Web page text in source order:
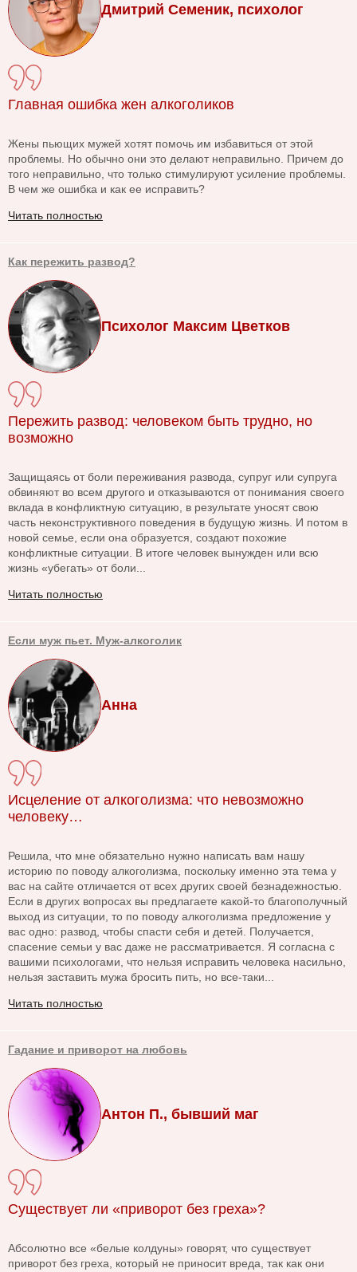
Дмитрий Семеник, психолог
Главная ошибка жен алкоголиков
Жены пьющих мужей хотят помочь им избавиться от этой
проблемы. Но обычно они это делают неправильно. Причем до
того неправильно, что только стимулируют усиление проблемы.
В чем же ошибка и как ее исправить?
Читать полностью
Как пережить развод?
Психолог Максим Цветков
Пережить развод: человеком быть трудно, но
возможно
Защищаясь от боли переживания развода, супруг или супруга
обвиняют во всем другого и отказываются от понимания своего
вклада в конфликтную ситуацию, в результате уносят свою
часть неконструктивного поведения в будущую жизнь. И потом в
новой семье, если она образуется, создают похожие
конфликтные ситуации. В итоге человек вынужден или всю
жизнь «убегать» от боли...
Читать полностью
Если муж пьет. Муж-алкоголик
Анна
Исцеление от алкоголизма: что невозможно
человеку…
Решила, что мне обязательно нужно написать вам нашу
историю по поводу алкоголизма, поскольку именно эта тема у
вас на сайте отличается от всех других своей безнадежностью.
Если в других вопросах вы предлагаете какой-то благополучный
выход из ситуации, то по поводу алкоголизма предложение у
вас одно: развод, чтобы спасти себя и детей. Получается,
спасение семьи у вас даже не рассматривается. Я согласна с
вашими психологами, что нельзя исправить человека насильно,
нельзя заставить мужа бросить пить, но все-таки...
Читать полностью
Гадание и приворот на любовь
Антон П., бывший маг
Существует ли «приворот без греха»?
Абсолютно все «белые колдуны» говорят, что существует
приворот без греха, который не приносит вреда, так как они